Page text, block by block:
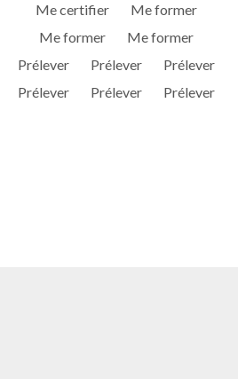
Me certifier
Me former
Me former
Me former
Prélever
Prélever
Prélever
Prélever
Prélever Prélever